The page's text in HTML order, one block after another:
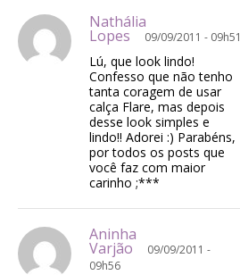
Nathália
Lopes 09/09/2011 - 09h51
Lú, que look lindo!
Confesso que não tenho
tanta coragem de usar
calça Flare, mas depois
desse look simples e
lindo!! Adorei :) Parabéns,
por todos os posts que
você faz com maior
carinho ;***
Aninha
Varjão
09/09/2011 -
09h56